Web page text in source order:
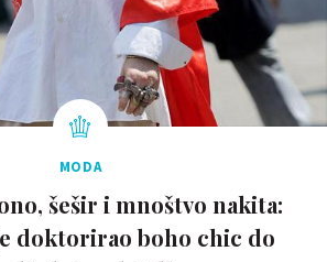
MODA
šešir i mnoštvo nakita:
doktorirao boho chic do